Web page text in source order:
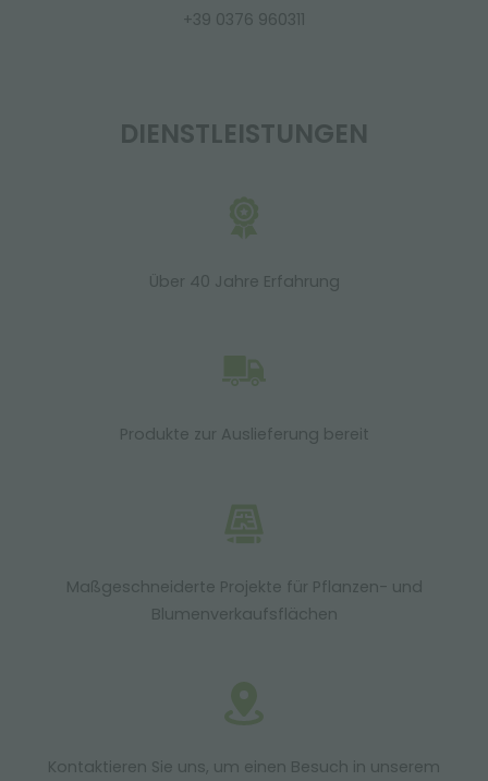
+39 0376 960311
DIENSTLEISTUNGEN
Über 40 Jahre Erfahrung
Produkte zur Auslieferung bereit
Maßgeschneiderte Projekte für Pflanzen- und
Blumenverkaufsflächen
Kontaktieren Sie uns, um einen Besuch in unserem